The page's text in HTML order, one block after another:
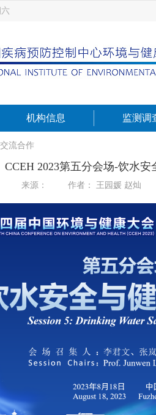
机构信息 监测调
交流合作
CCEH 2023第五分会场-饮水
来源： 作者： 王园媛 赵灿